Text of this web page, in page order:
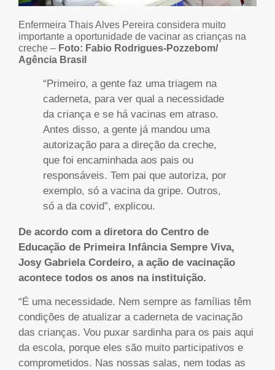
Enfermeira Thais Alves Pereira considera muito
importante a oportunidade de vacinar as crianças na
creche – Foto: Fabio Rodrigues-Pozzebom/
Agência Brasil
“Primeiro, a gente faz uma triagem na
caderneta, para ver qual a necessidade
da criança e se há vacinas em atraso.
Antes disso, a gente já mandou uma
autorização para a direção da creche,
que foi encaminhada aos pais ou
responsáveis. Tem pai que autoriza, por
exemplo, só a vacina da gripe. Outros,
só a da covid”, explicou.
De acordo com a diretora do Centro de
Educação de Primeira Infância Sempre Viva,
Josy Gabriela Cordeiro, a ação de vacinação
acontece todos os anos na instituição.
“É uma necessidade. Nem sempre as famílias têm
condições de atualizar a caderneta de vacinação
das crianças. Vou puxar sardinha para os pais aqui
da escola, porque eles são muito participativos e
comprometidos. Nas nossas salas, nem todas as